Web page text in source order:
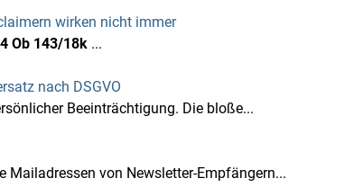
wirken nicht immer
Ob 143/18k ...
nach DSGVO
Beeinträchtigung. Die bloße...
Mailadressen von Newsletter-Empfängern...